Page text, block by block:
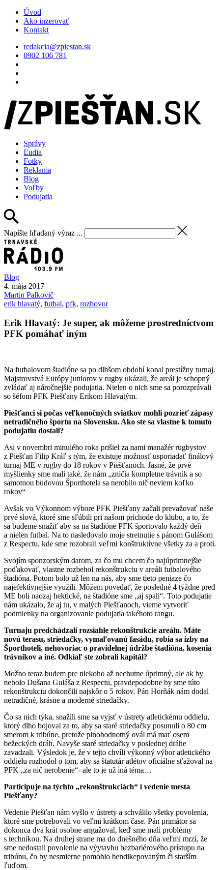
Úvod
Ako inzerovať
Kontakt
redakcia@zpiestan.sk
0902 106 781
Správy
Ľudia
Fotky
Reklama
Blog
Voľby
Podujatia
Napíšte hľadaný výraz ...
Blog
4. mája 2017
Martin Palkovič
erik hlavatý, futbal, pfk, rozhovor
Erik Hlavatý: Je super, ak môžeme prostredníctvom
PFK pomáhať iným
Na futbalovom štadióne sa po dlhšom období konal prestížny turnaj.
Majstrovstvá Európy juniorov v rugby ukázali, že areál je schopný
zvládať aj náročnejšie podujatia. Nielen o nich sme sa porozprávali
so šéfom PFK Piešťany Erikom Hlavatým.
Piešťanci si počas veľkonočných sviatkov mohli pozrieť zápasy
netradičného športu na Slovensku. Ako ste sa vlastne k tomuto
podujatiu dostali?
Asi v novembri minulého roka prišiel za nami manažér rugbystov
z Piešťan Filip Kráľ s tým, že existuje možnosť usporiadať finálový
turnaj ME v rugby do 18 rokov v Piešťanoch. Jasné, že prvé
myšlienky sme mali také, že nám „zničia kompletne trávnik a so
samotnou budovou Športhotela sa nerobilo nič neviem koľko
rokov“
Avšak vo Výkonnom výbore PFK Piešťany začali prevažovať naše
prvé slová, ktoré sme sľúbili pri našom príchode do klubu, a to, že
sa budeme snažiť aby sa na štadióne PFK športovalo každý deň
a nielen futbal. Na to nasledovalo moje stretnutie s pánom Gulášom
z Respectu, kde sme rozobrali veľmi konštruktívne všetky za a proti.
Svojím sponzorským darom, za čo mu chcem čo najúprimnejšie
poďakovať, vlastne rozbehol rekonštrukciu v areáli futbalového
štadióna. Potom bolo už len na nás, aby sme tieto peniaze čo
najefektívnejšie využili. Môžem povedať, že posledné 4 týždne pred
ME boli naozaj hektické, na štadióne sme „aj spali“. Toto podujatie
nám ukázalo, že aj tu, v malých Piešťanoch, vieme vytvoriť
podmienky na organizovanie podujatia takéhoto rangu.
Turnaju predchádzali rozsiahle rekonštrukcie areálu. Máte
novú terasu, striedačky, vymaľovanú fasádu, robia sa izby na
Športhoteli, nehovoriac o pravidelnej údržbe štadióna, kosenia
trávnikov a iné. Odkiaľ ste zobrali kapitál?
Možno teraz budem pre niekoho až nechutne úprimný, ale ak by
nebolo Dušana Guláša z Respectu, pravdepodobne by sme túto
rekonštrukciu dokončili najskôr o 5 rokov. Pán Horňák nám dodal
netradičné, krásne a moderné striedačky.
Čo sa nich týka, snažili sme sa vyjsť v ústrety atletickému oddielu,
ktorý dlho bojoval za to, aby sa staré striedačky posunuli o 80 cm
smerom k tribúne, pretože plnohodnotný ovál má mať osem
bežeckých dráh. Navyše staré striedačky v poslednej dráhe
zavadzali. Výsledok je, že v tejto chvíli výkonný výbor atletického
oddielu rozhodol o tom, aby sa štatutár atlétov oficiálne sťažoval na
PFK „za nič nerobenie“- ale to je už iná téma…
Participuje na týchto „rekonštrukciách“ i vedenie mesta
Piešťany?
Vedenie Piešťan nám vyšlo v ústrety a schválilo všetky povolenia,
ktoré sme potrebovali vo veľmi krátkom čase. Pán primátor sa
dokonca dva krát osobne angažoval, keď sme mali problémy
s technikou. Na druhej strane ma do dnešného dňa veľmi mrzí, že
sme nedostali povolenie na výytavbu bezbariérového prístupu na
tribúnu, čo by nesmierne pomohlo hendikepovaným či starším
ľuďom.